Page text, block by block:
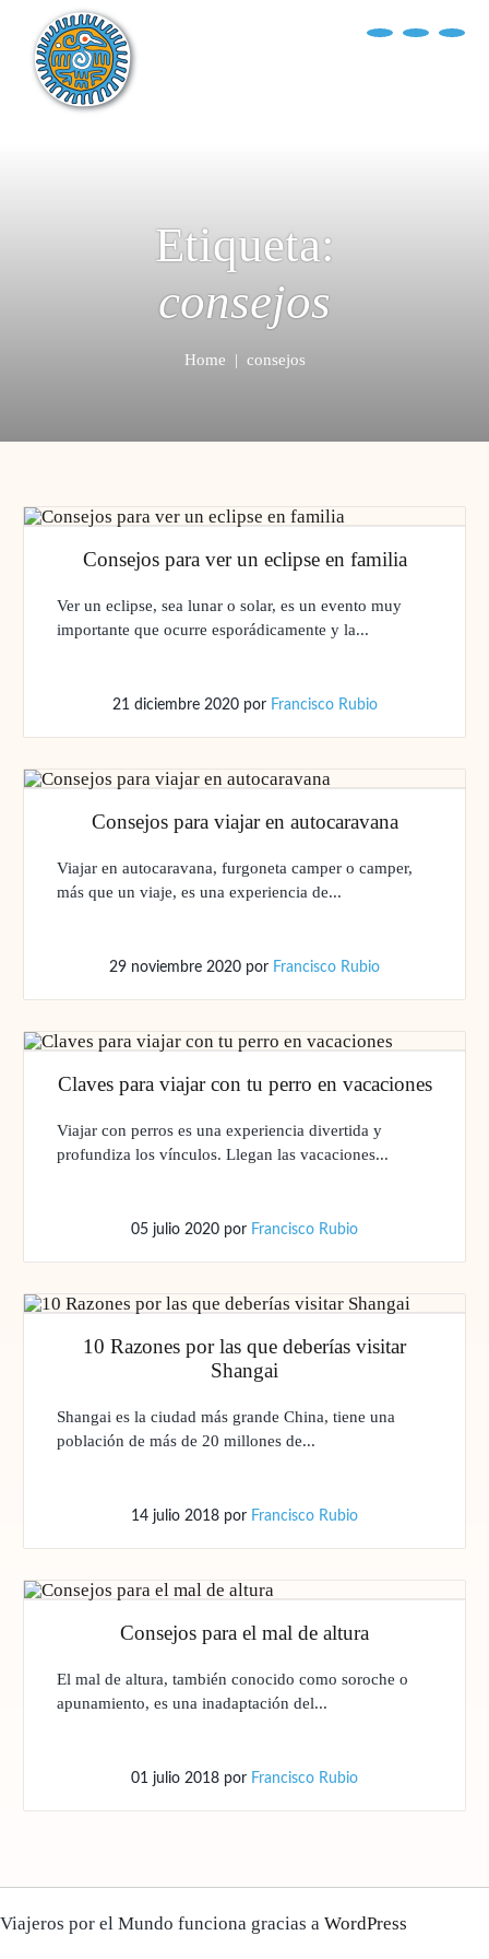
replica rolex air king watches
Etiqueta:
consejos
Home | consejos
Consejos para ver un eclipse en familia
Ver un eclipse, sea lunar o solar, es un evento muy
importante que ocurre esporádicamente y la...
21 diciembre 2020por Francisco Rubio
Consejos para viajar en autocaravana
Viajar en autocaravana, furgoneta camper o camper,
más que un viaje, es una experiencia de...
29 noviembre 2020 por Francisco Rubio
Claves para viajar con tu perro en vacaciones
Viajar con perros es una experiencia divertida y
profundiza los vínculos. Llegan las vacaciones...
05 julio 2020 por Francisco Rubio
10 Razones por las que deberías visitar
Shangai
Shangai es la ciudad más grande China, tiene una
población de más de 20 millones de...
14 julio 2018 por Francisco Rubio
Consejos para el mal de altura
El mal de altura, también conocido como soroche o
apunamiento, es una inadaptación del...
01 julio 2018 por Francisco Rubio
Viajeros por el Mundo funciona gracias a WordPress